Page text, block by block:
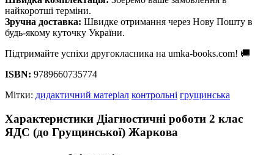
найкоротші терміни.
Зручна доставка: Швидке отримання через Нову Пошту в
будь-якому куточку України.
Підтримайте успіхи другокласника на umka-books.com! 🚚
ISBN: 9789660735774
Мітки: дидактичний матеріал контрольні грущинська
Характеристики Діагностичні роботи 2 клас
ЯДС (до Грущинської) Жаркова